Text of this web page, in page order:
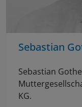
Sebastian
Sebastian
KG.